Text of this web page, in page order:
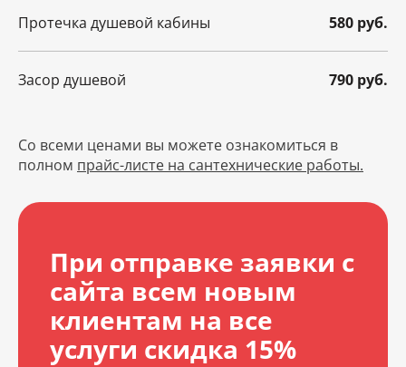
Протечка душевой кабины 580 руб.
Засор душевой 790 руб.
Со всеми ценами вы можете ознакомиться в
полном прайс-листе на сантехнические работы.
При отправке заявки с
сайта всем новым
клиентам на все
услуги скидка 15%